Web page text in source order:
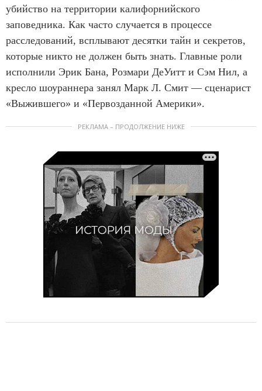
убийство на территории калифорнийского
заповедника. Как часто случается в процессе
расследований, всплывают десятки тайн и секретов,
которые никто не должен быть знать. Главные роли
исполнили Эрик Бана, Розмари ДеУитт и Сэм Нил, а
кресло шоураннера занял Марк Л. Смит — сценарист
«Выжившего» и «Первозданной Америки».
РЕКЛАМА – ПРОДОЛЖЕНИЕ НИЖЕ